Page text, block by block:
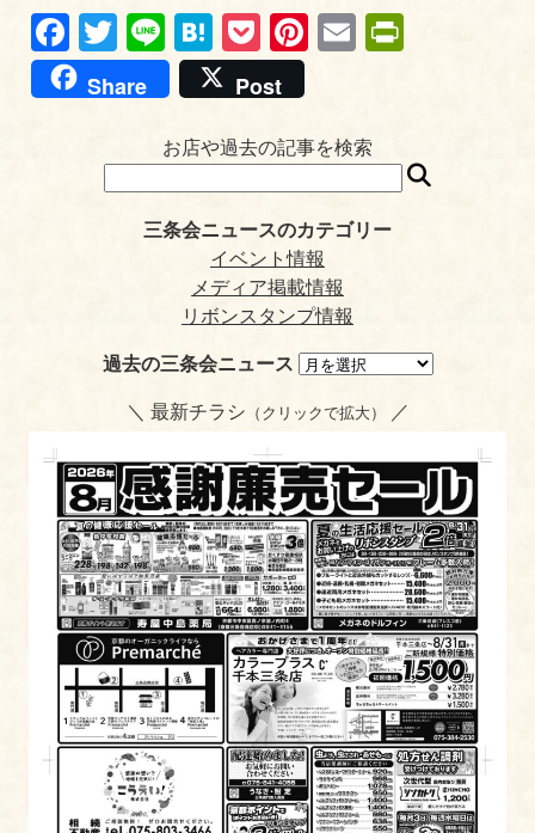
Fa
ce
bo
T
wi
tte
Li
ne
H
at
en
a
P
oc
ke
t
Pi
es
t
E
en
Share Post
お店や過去の記事を検索
三条会ニュースのカテゴリー
イベント情報
メディア掲載情報
リボンスタンプ情報
過去の三条会ニュース
＼ 最新チラシ （クリックで拡大） ／